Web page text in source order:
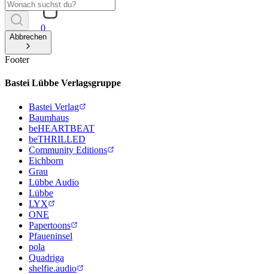
0
Abbrechen
Footer
Bastei Lübbe Verlagsgruppe
Bastei Verlag
Baumhaus
beHEARTBEAT
beTHRILLED
Community Editions
Eichborn
Grau
Lübbe Audio
Lübbe
LYX
ONE
Papertoons
Pfaueninsel
pola
Quadriga
shelfie.audio